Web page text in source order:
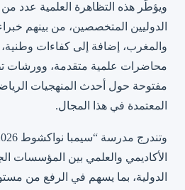
ويؤطّر هذه التظاهرة العلمية عدد من
الدوليين المتخصصين، من بينهم
والمغرب، إضافة إلى كفاءات
محاضرات علمية متقدمة، وورشات
مفتوحة حول أحدث المنهجيات
المعتمدة في هذا المجال.
الأكاديمي والعلمي بين المؤسسات
الدولية، بما يسهم في الرفع من